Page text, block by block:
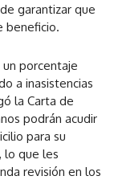
garantizar que
beneficio.
un porcentaje
a inasistencias
la Carta de
podrán acudir
para su
lo que les
revisión en los